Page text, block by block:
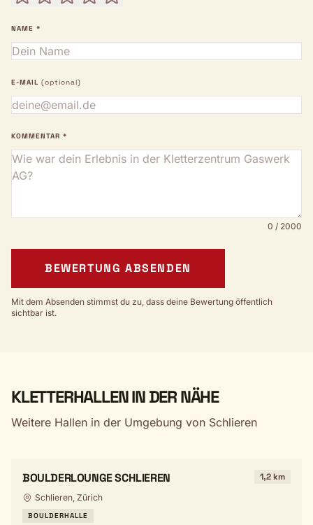
NAME *
E-MAIL (optional)
KOMMENTAR *
0 / 2000
BEWERTUNG ABSENDEN
Mit dem Absenden stimmst du zu, dass deine Bewertung öffentlich
sichtbar ist.
KLETTERHALLEN IN DER NÄHE
Weitere Hallen in der Umgebung von Schlieren
BOULDERLOUNGE SCHLIEREN 1,2 km
Schlieren, Zürich
BOULDERHALLE